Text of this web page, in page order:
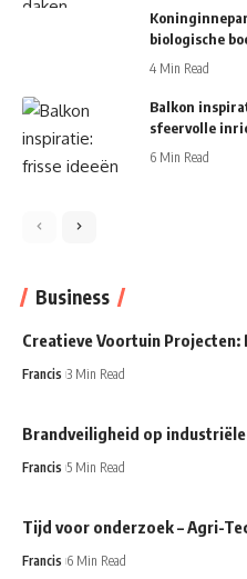
biologische
4 Min Read
Balkon
sfeervolle
6 Min Read
Business
Creatieve Voortuin Projecten:
Francis 3 Min Read
Brandveiligheid op
Francis 5 Min Read
Tijd voor onderzoek – Agri-
Francis 6 Min Read